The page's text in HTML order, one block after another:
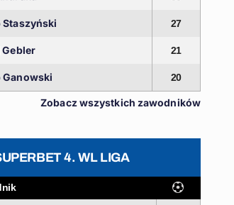
Staszyński 27
Gebler 21
Ganowski 20
Zobacz wszystkich zawodników
4. WL LIGA